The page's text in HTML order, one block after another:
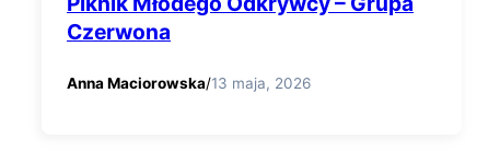
Czerwona
Anna Maciorowska/13 maja, 2026